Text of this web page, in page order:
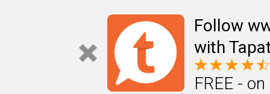
Follow
with
FREE -